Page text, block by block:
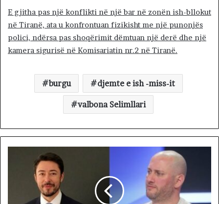
E gjitha pas një konflikti në një bar në zonën ish-bllokut
në Tiranë, ata u konfrontuan fizikisht me një punonjës
polici, ndërsa pas shoqërimit dëmtuan një derë dhe një
kamera sigurisë në Komisariatin nr.2 në Tiranë.
burgu djemte e ish -miss-it
valbona Selimllari